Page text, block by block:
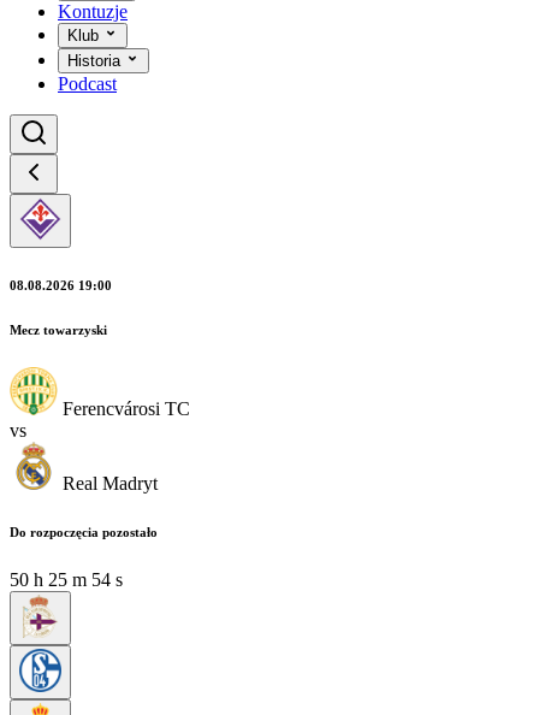
Kontuzje
Klub
Historia
Podcast
08.08.2026 19:00
Mecz towarzyski
Ferencvárosi TC
vs
Real Madryt
Do rozpoczęcia pozostało
50 h 25 m 54 s